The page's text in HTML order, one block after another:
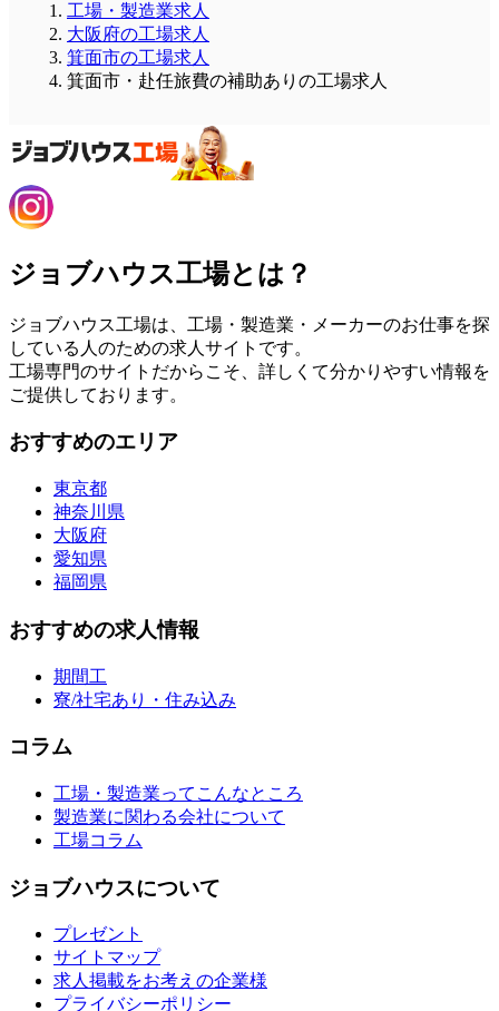
工場・製造業求人
大阪府の工場求人
箕面市の工場求人
箕面市・赴任旅費の補助ありの工場求人
ジョブハウス工場とは？
ジョブハウス工場は、工場・製造業・メーカーのお仕事を探
している人のための求人サイトです。
工場専門のサイトだからこそ、詳しくて分かりやすい情報を
ご提供しております。
おすすめのエリア
東京都
神奈川県
大阪府
愛知県
福岡県
おすすめの求人情報
期間工
寮/社宅あり・住み込み
コラム
工場・製造業ってこんなところ
製造業に関わる会社について
工場コラム
ジョブハウスについて
プレゼント
サイトマップ
求人掲載をお考えの企業様
プライバシーポリシー